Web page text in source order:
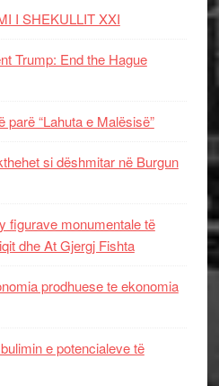
I SHEKULLIT XXI
Trump: End the Hague
parë “Lahuta e Malësisë”
si dëshmitar në Burgun
figurave monumentale të
dhe At Gjergj Fishta
prodhuese te ekonomia
e potencialeve të